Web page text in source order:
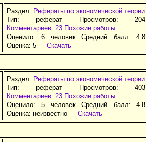
Раздел: Рефераты по экономической теории
Тип: реферат Просмотров: 204
Комментариев: 23 Похожие работы
Оценило: 6 человек Средний балл: 4.8
Оценка: 5 Скачать
Раздел: Рефераты по экономической теории
Тип: реферат Просмотров: 403
Комментариев: 23 Похожие работы
Оценило: 5 человек Средний балл: 4.8
Оценка: неизвестно Скачать